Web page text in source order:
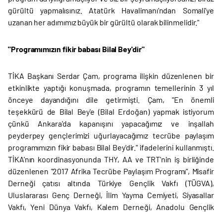
gürültü yapmalısınız. Atatürk Havalimanı’ndan Somali’ye
uzanan her adımımız büyük bir gürültü olarak bilinmelidir."
"Programımızın fikir babası Bilal Bey'dir"
TİKA Başkanı Serdar Çam, programa ilişkin düzenlenen bir
etkinlikte yaptığı konuşmada, programın temellerinin 3 yıl
önceye dayandığını dile getirmişti. Çam, "En önemli
teşekkürü de Bilal Bey'e (Bilal Erdoğan) yapmak istiyorum
çünkü Ankara'da kapanışını yapacağımız ve inşallah
peyderpey gençlerimizi uğurlayacağımız tecrübe paylaşım
programımızın fikir babası Bilal Bey'dir." ifadelerini kullanmıştı.
TİKA'nın koordinasyonunda THY, AA ve TRT'nin iş birliğinde
düzenlenen "2017 Afrika Tecrübe Paylaşım Programı", Misafir
Derneği çatısı altında Türkiye Gençlik Vakfı (TÜGVA),
Uluslararası Genç Derneği, İlim Yayma Cemiyeti, Siyasallar
Vakfı, Yeni Dünya Vakfı, Kalem Derneği, Anadolu Gençlik